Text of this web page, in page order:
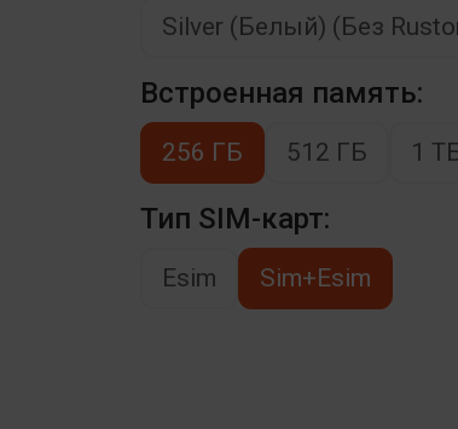
Silver (Белый) (Без
Встроенная память:
256 ГБ 512 ГБ 1
Тип SIM-карт:
Esim Sim+Esim